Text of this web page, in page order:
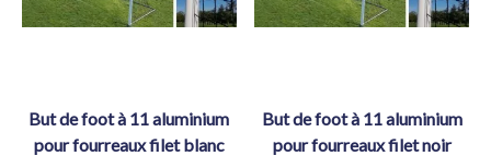
but de foot à 11 aluminium
pour fourreaux filet blanc
but de foot à 11 aluminium
pour fourreaux filet noir